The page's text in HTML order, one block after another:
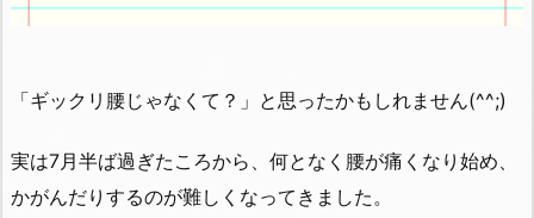
「ギックリ腰じゃなくて？」と思ったかもしれません(^^;)
実は7月半ば過ぎたころから、何となく腰が痛くなり始め、
かがんだりするのが難しくなってきました。